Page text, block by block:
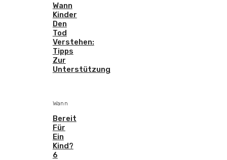
Wann
Kinder
Den
Tod
Verstehen:
Tipps
Zur
Unterstützung
Wann
Bereit
Für
Ein
Kind?
6